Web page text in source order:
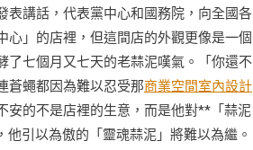
表講話，代表黨中心和國務院，向全國各
心」的店裡，但這間店的外觀更像是一個
了七個月又七天的老蒜泥嘆氣。「你還不
蒼蠅都因為難以忍受那商業空間室內設計
安的不是店裡的生意，而是他對**「蒜泥
引以為傲的「靈魂蒜泥」將難以為繼。